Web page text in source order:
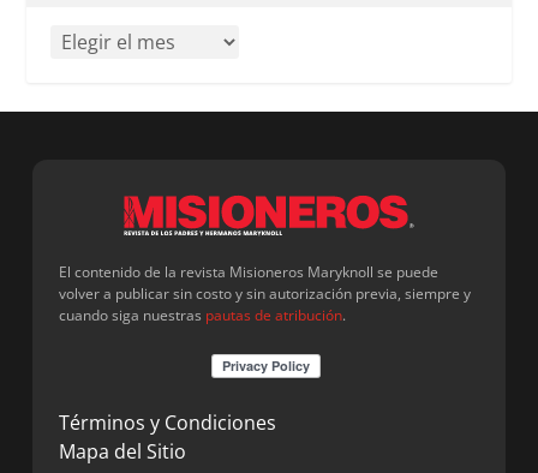
El contenido de la revista Misioneros Maryknoll se puede
volver a publicar sin costo y sin autorización previa, siempre y
cuando siga nuestras pautas de atribución.
Términos y Condiciones
Mapa del Sitio